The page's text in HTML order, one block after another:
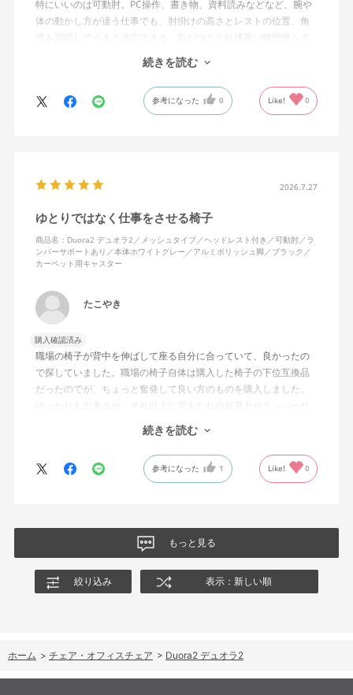
特にいいのは可動肘。PC操作、書き物、資料読みなどなど、腕や
体の動かし方が違う仕事でも、肘掛けの高さとレストの位置、角
度を調節してうまく適応できる。気がつくと結構長い時間座って
ランバーサポートは思ったよりやさしいサポート。従来使ってい
た骨盤サポートチェアよりも支える感じは緩やかだが、姿勢の崩
の夏の暑さを考えてメッシュを選んで正解。暑気が上がる2階の仕
ープグリーンも爽やかさを感じさせてGOOD。
シンプルで機能性の高いバランスのとれたチェア。背面とヘッド
レストにもたれかかるような使い方はまだあまりしていないが、
続きを読む
参考になった 0 Like! 0
2026.7.27
ゆとりではなく仕事をさせる椅子
商品名：Duora2 デュオラ2／メッシュタイプ／ヘッドレスト付き／可動肘／ラ
ンバーサポートあり／本体ホワイトグレー／アルミポリッシュ脚／ブラック／
カーペット用キャスター
たこやき
購入確認済み
職場の椅子が背中を伸ばして座る自分に合っていて、良かったの
で探していました。職場の椅子自体は購入した椅子の下位互換品
だったのでが、ちょっと奮発して良い方のものを購入しました。
ゆったりも出来るが、それ以上に背もたれの反発力やランバーサ
ポートを突き出したり出来るので、モニターに向かわす方にも力
が入っていて仕事をするにはすごく良い椅子でした。
続きを読む
参考になった 1 Like! 0
もっと見る
絞り込み 表示：新しい順
ホーム > チェア・オフィスチェア > Duora2 デュオラ2